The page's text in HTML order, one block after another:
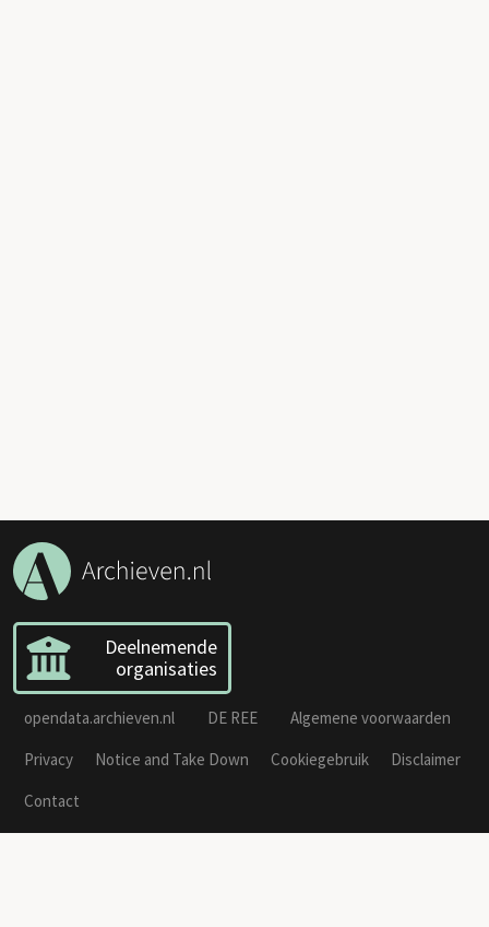
Deelnemende
organisaties
opendata.archieven.nl DE REE
Algemene voorwaarden
Privacy
Notice and Take Down Cookiegebruik
Disclaimer
Contact